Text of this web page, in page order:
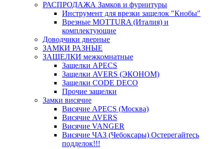
РАСПРОДАЖА Замков и фурнитуры
Инструмент для врезки защелок "Кнобы"
Врезные MOTTURA (Италия) и
комплектующие
Доводчики дверные
ЗАМКИ РАЗНЫЕ
ЗАЩЕЛКИ межкомнатные
Защелки APECS
Защелки AVERS (ЭКОНОМ)
Защелки CODE DECO
Прочие защелки
Замки висячие
Висячие APECS (Москва)
Висячие AVERS
Висячие VANGER
Висячие ЧАЗ (Чебоксары) Остерегайтесь
подделок!!!